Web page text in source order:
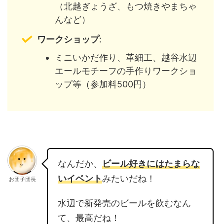
（北越ぎょうざ、もつ焼きやまちゃ
んなど）
ワークショップ:
ミニいかだ作り、革細工、越谷水辺
エールモチーフの手作りワークショ
ップ等（参加料500円）
お団子団長
なんだか、 ビール好きにはたまらな
いイベントみたいだね！
水辺で新発売のビールを飲むなん
て、最高だね！